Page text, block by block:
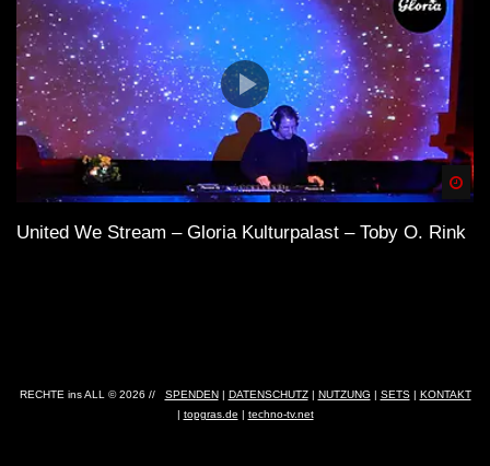
United We Stream – Gloria Kulturpalast – Toby O. Rink
RECHTE ins ALL © 2026 // SPENDEN| DATENSCHUTZ| NUTZUNG | SETS| KONTAKT
| topgras.de | techno-tv.net